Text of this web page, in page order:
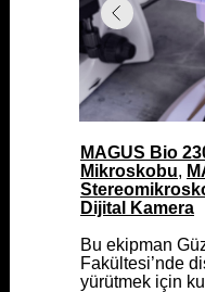
MAGUS Bio
Mikroskobu,
Dijital Kamera
Bu ekipman
Fakültesi’nde
yürütmek için
MAGUS Bio
Mikroskobu,
Dijital Kamera
Bu ekipman
Fakültesi’nde
yürütmek için